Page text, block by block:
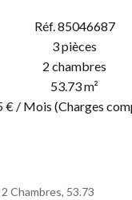
Réf. 85046687
3 pièces
2 chambres
53.73 m²
€ / Mois (Charges
Chambres, 53.73